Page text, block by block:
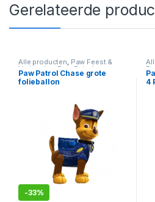
Gerelateerde
Alle producten, Paw Feest &
Verjaardag ,Paw Patrol
Paw Patrol Chase grote
folieballon
-33%
4